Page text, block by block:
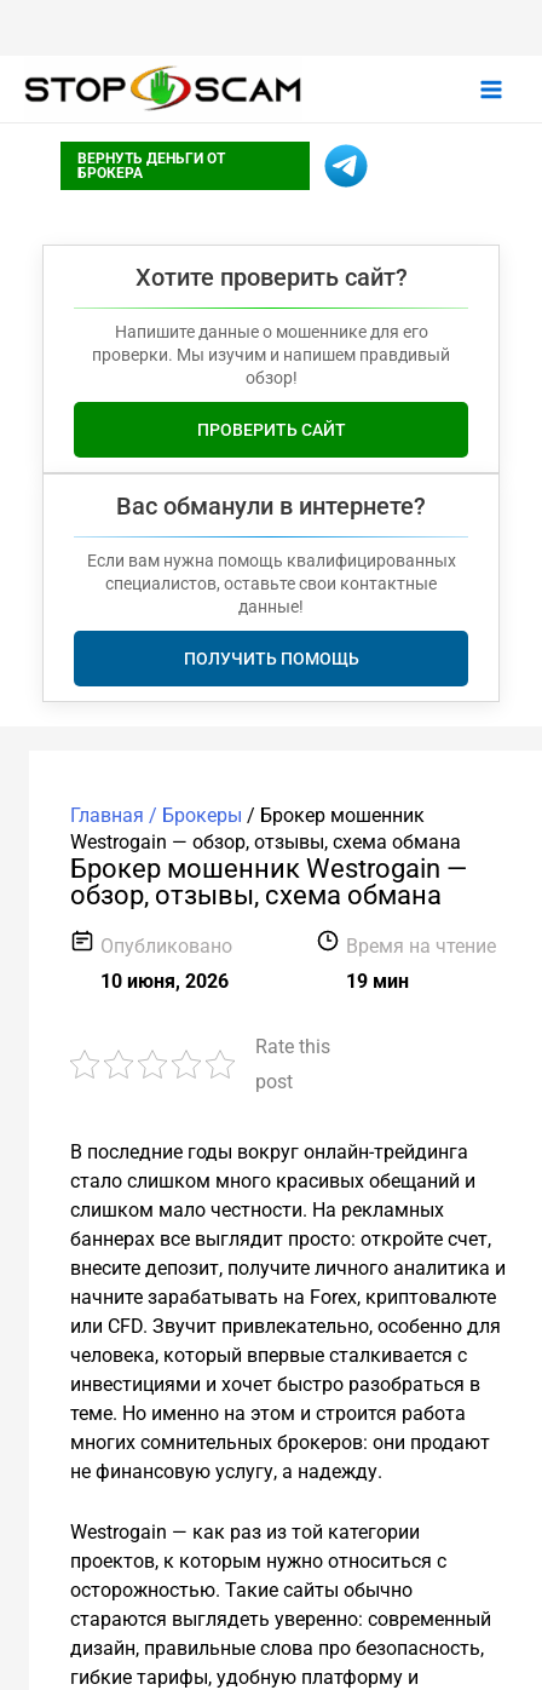
ВЕРНУТЬ ДЕНЬГИ ОТ
БРОКЕРА
Хотите проверить сайт?
Напишите данные о мошеннике для его
проверки. Мы изучим и напишем правдивый
обзор!
ПРОВЕРИТЬ САЙТ
Вас обманули в интернете?
Если вам нужна помощь квалифицированных
специалистов, оставьте свои контактные
данные!
ПОЛУЧИТЬ ПОМОЩЬ
Главная / Брокеры / Брокер мошенник
Westrogain — обзор, отзывы, схема обмана
Брокер мошенник Westrogain —
обзор, отзывы, схема обмана
Опубликовано
10 июня, 2026
Время на чтение
19 мин
Rate this
post
В последние годы вокруг онлайн-трейдинга
стало слишком много красивых обещаний и
слишком мало честности. На рекламных
баннерах все выглядит просто: откройте счет,
внесите депозит, получите личного аналитика и
начните зарабатывать на Forex, криптовалюте
или CFD. Звучит привлекательно, особенно для
человека, который впервые сталкивается с
инвестициями и хочет быстро разобраться в
теме. Но именно на этом и строится работа
многих сомнительных брокеров: они продают
не финансовую услугу, а надежду.
Westrogain — как раз из той категории
проектов, к которым нужно относиться с
осторожностью. Такие сайты обычно
стараются выглядеть уверенно: современный
дизайн, правильные слова про безопасность,
гибкие тарифы, удобную платформу и